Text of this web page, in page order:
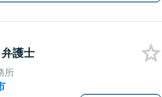
弁護士
所